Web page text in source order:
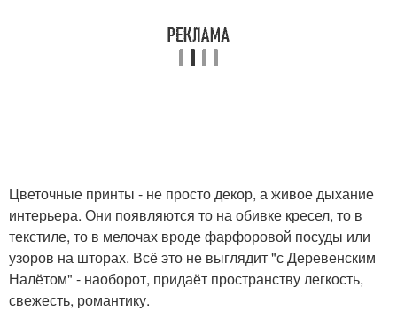
Цветочные принты - не просто декор, а живое дыхание
интерьера. Они появляются то на обивке кресел, то в
текстиле, то в мелочах вроде фарфоровой посуды или
узоров на шторах. Всё это не выглядит "с Деревенским
Налётом" - наоборот, придаёт пространству легкость,
свежесть, романтику.